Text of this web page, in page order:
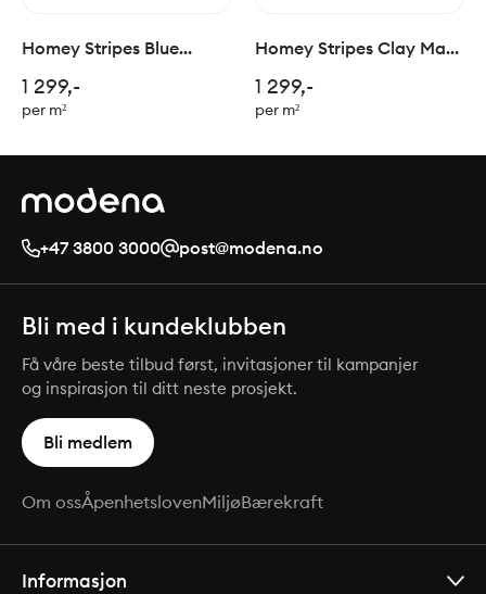
Homey Stripes Blue
1 299,-
per m²
Homey Stripes Clay Matt
1 299,-
per m²
+47 3800 3000 post@modena.no
Bli med i kundeklubben
Få våre beste tilbud først, invitasjoner til kampanjer
og inspirasjon til ditt neste prosjekt.
Bli medlem
Om ossÅpenhetslovenMiljøBærekraft
Informasjon